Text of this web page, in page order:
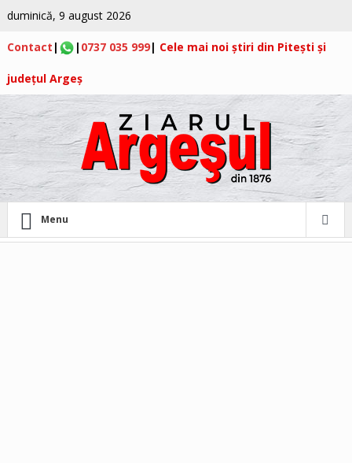
duminică, 9 august 2026
Contact | | 0737 035 999| Cele mai noi știri din Pitești și
județul Argeș
Menu